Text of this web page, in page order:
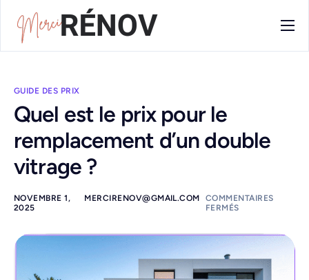
Blog
GUIDE DES PRIX
Quel est le prix pour le
remplacement d’un double
vitrage ?
NOVEMBRE 1,
2025
MERCIRENOV@GMAIL.COM
COMMENTAIRES
FERMÉS